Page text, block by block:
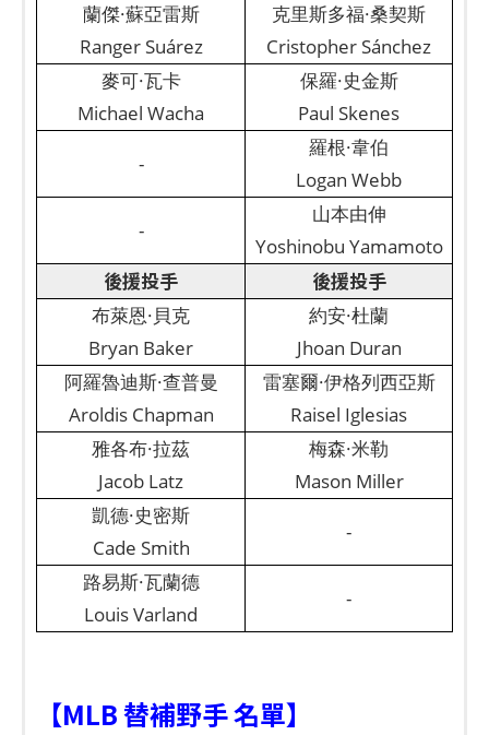
蘭傑·蘇亞雷斯
Ranger Suárez
克里斯多福·桑契斯
Cristopher Sánchez
麥可·瓦卡
Michael Wacha
保羅·史金斯
Paul Skenes
-
羅根·韋伯
Logan Webb
-
山本由伸
Yoshinobu Yamamoto
後援投手 後援投手
布萊恩·貝克
Bryan Baker
約安·杜蘭
Jhoan Duran
阿羅魯迪斯·查普曼
Aroldis Chapman
雷塞爾·伊格列西亞斯
Raisel Iglesias
雅各布·拉茲
Jacob Latz
梅森·米勒
Mason Miller
凱德·史密斯
Cade Smith
-
路易斯·瓦蘭德
Louis Varland
-
【MLB 替補野手 名單】